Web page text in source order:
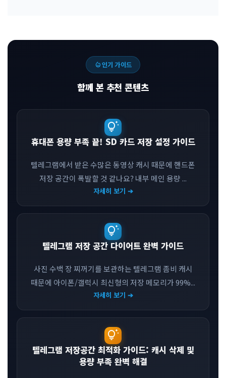
local_fire_department인기 가이드
함께 본 추천 콘텐츠
tips_and_updates
휴대폰 용량 부족 끝! SD 카드 저장 설정 가이드
텔레그램에서 받은 수많은 동영상 캐시 때문에 핸드폰
저장 공간이 폭발할 것 같나요? 내부 메인 용량 ...
자세히 보기 ➔
tips_and_updates
텔레그램 저장 공간 다이어트 완벽 가이드
사진 수백 장 찌꺼기를 보관하는 텔레그램 좀비 캐시
때문에 아이폰/갤럭시 최신형의 저장 메모리가 99%...
자세히 보기 ➔
tips_and_updates
텔레그램 저장공간 최적화 가이드: 캐시 삭제 및
용량 부족 완벽 해결